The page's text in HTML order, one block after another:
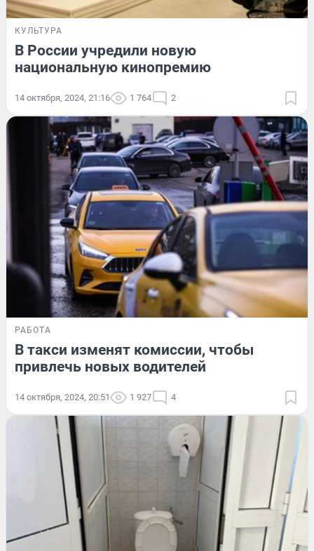
КУЛЬТУРА
В России учредили новую
национальную кинопремию
14 октября, 2024, 21:16 1 764 2
РАБОТА
В такси изменят комиссии, чтобы
привлечь новых водителей
14 октября, 2024, 20:51 1 927 4